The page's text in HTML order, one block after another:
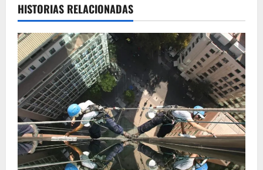
HISTORIAS RELACIONADAS